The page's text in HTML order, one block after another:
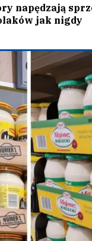
napędzają
jak nigdy